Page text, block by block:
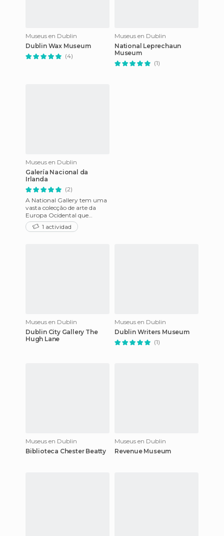
Museus en Dublin
Dublin Wax Museum
(4)
Museus en Dublin
National Leprechaun
Museum
(1)
Museus en Dublin
Galería Nacional da
Irlanda
(2)
A National Gallery tem uma
vasta colecção de arte da
Europa Ocidental que
começa na Idade Média e
acaba na actualidade.
1 actividad
Museus en Dublin
Dublin City Gallery The
Hugh Lane
Museus en Dublin
Dublin Writers Museum
(1)
Museus en Dublin
Biblioteca Chester Beatty
Museus en Dublin
Revenue Museum